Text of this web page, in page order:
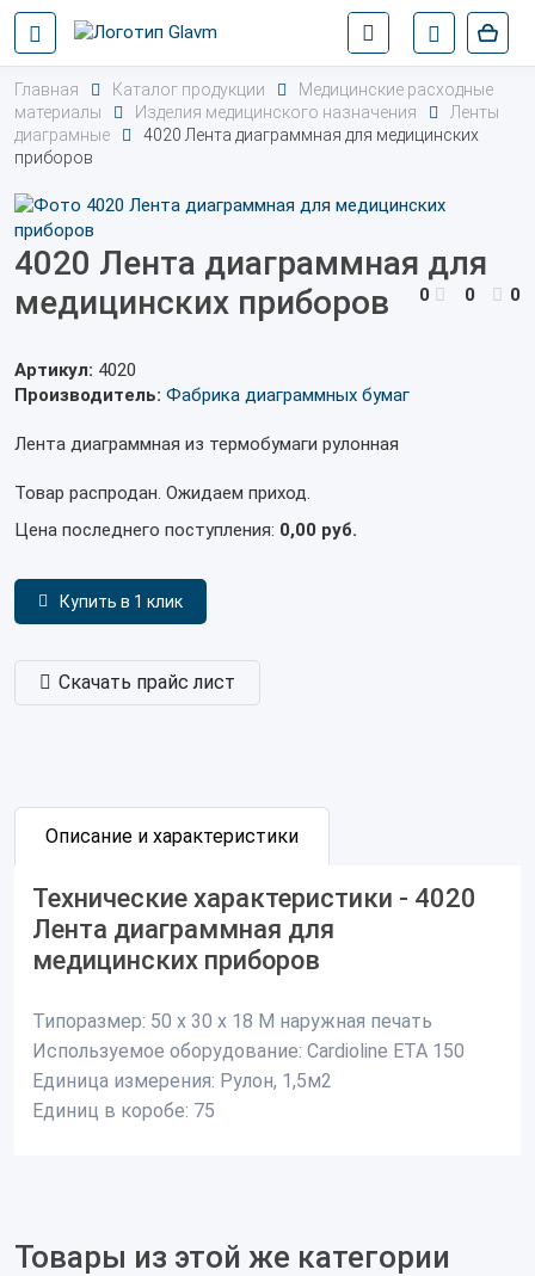
Главная Каталог продукции
Медицинские расходные
материалы
Изделия медицинского назначения
Ленты
диаграмные
4020 Лента диаграммная для медицинских
приборов
4020 Лента диаграммная для
медицинских приборов
0 0 0
Артикул: 4020
Производитель: Фабрика диаграммных бумаг
Лента диаграммная из термобумаги рулонная
Товар распродан. Ожидаем приход.
Цена последнего поступления: 0,00 руб.
Купить в 1 клик
Скачать прайс лист
Описание и характеристики
Технические характеристики - 4020
Лента диаграммная для
медицинских приборов
Типоразмер: 50 х 30 х 18 М наружная печать
Используемое оборудование: Cardioline ETA 150
Единица измерения: Рулон, 1,5м2
Единиц в коробе: 75
Товары из этой же категории